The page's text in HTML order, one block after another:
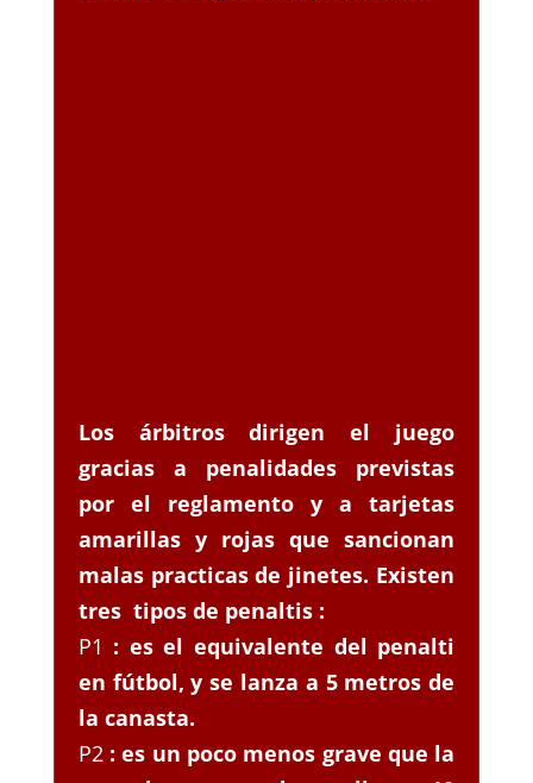
Los árbitros dirigen el juego
gracias a penalidades previstas
por el reglamento y a tarjetas
amarillas y rojas que sancionan
malas practicas de jinetes. Existen
tres tipos de penaltis :
P1 : es el equivalente del penalti
en fútbol, y se lanza a 5 metros de
la canasta.
P2: es un poco menos grave que la